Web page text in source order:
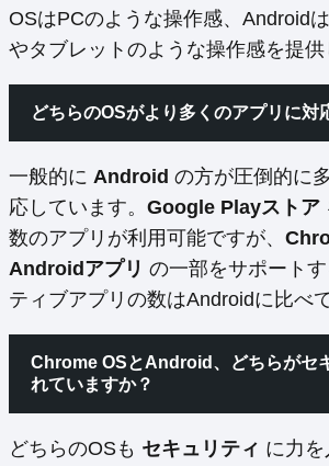
OSはPCのような操作感、Android
やタブレットのような操作感を提供
どちらのOSがより多くのアプリに対
一般的に Android の方が圧倒的に
応しています。 Google Playストア
数のアプリが利用可能ですが、
Androidアプリ の一部をサポート
ティブアプリの数はAndroidに比べ
Chrome OSとAndroid、どちらがセ
れていますか？
どちらのOSも セキュリティ に力を